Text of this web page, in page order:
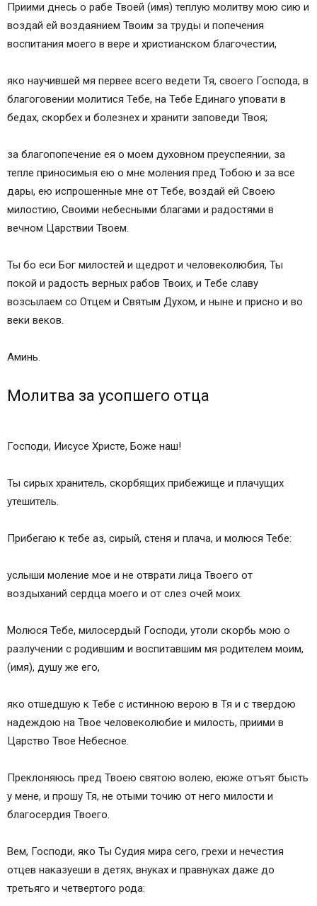
Приими днесь о рабе Твоей (имя) теплую молитву мою сию и
воздай ей воздаянием Твоим за труды и попечения
воспитания моего в вере и христианском благочестии,
яко научившей мя первее всего ведети Тя, своего Господа, в
благоговении молитися Тебе, на Тебе Единаго уповати в
бедах, скорбех и болезнех и хранити заповеди Твоя;
за благопопечение ея о моем духовном преуспеянии, за
тепле приносимыя ею о мне моления пред Тобою и за все
дары, ею испрошенные мне от Тебе, воздай ей Своею
милостию, Своими небесными благами и радостями в
вечном Царствии Твоем.
Ты бо еси Бог милостей и щедрот и человеколюбия, Ты
покой и радость верных рабов Твоих, и Тебе славу
возсылаем со Отцем и Святым Духом, и ныне и присно и во
веки веков.
Аминь.
Молитва за усопшего отца
Господи, Иисусе Христе, Боже наш!
Ты сирых хранитель, скорбящих прибежище и плачущих
утешитель.
Прибегаю к тебе аз, сирый, стеня и плача, и молюся Тебе:
услыши моление мое и не отврати лица Твоего от
воздыханий сердца моего и от слез очей моих.
Молюся Тебе, милосердый Господи, утоли скорбь мою о
разлучении с родившим и воспитавшим мя родителем моим,
(имя), душу же его,
яко отшедшую к Тебе с истинною верою в Тя и с твердою
надеждою на Твое человеколюбие и милость, приими в
Царство Твое Небесное.
Преклоняюсь пред Твоею святою волею, еюже отъят бысть
у мене, и прошу Тя, не отыми точию от него милости и
благосердия Твоего.
Вем, Господи, яко Ты Судия мира сего, грехи и нечестия
отцев наказуеши в детях, внуках и правнуках даже до
третьяго и четвертого рода: